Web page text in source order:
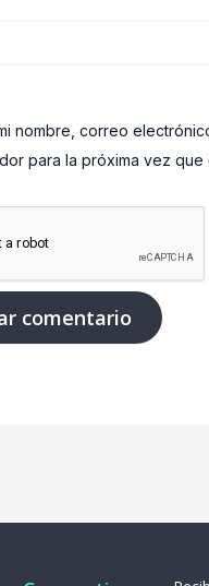
nombre, correo
para la próxima vez que